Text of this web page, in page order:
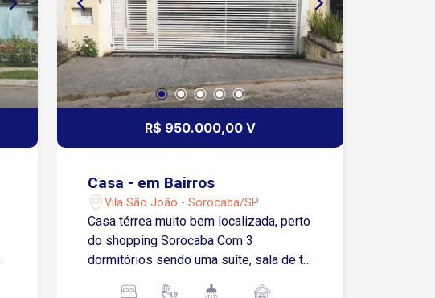
o fundo preparador da pintura,
aguardamos o comprador escolher a
cor e entregaremos pintada. Estuda
Financiamento
R$ 950.000,00 V
Casa - em Bairros
Vila São João - Sorocaba/SP
Casa térrea muito bem localizada, perto
do shopping Sorocaba Com 3
dormitórios sendo uma suíte, sala de tv,